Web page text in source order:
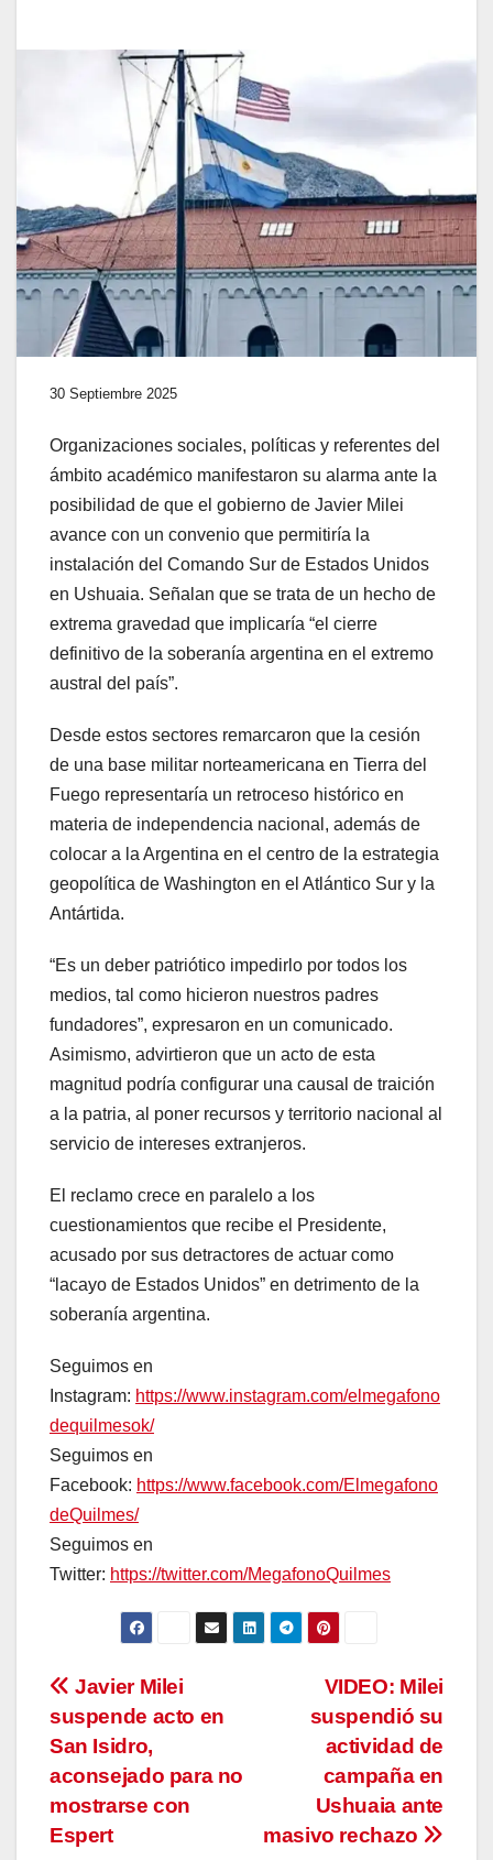
30 Septiembre 2025
Organizaciones sociales, políticas y referentes del
ámbito académico manifestaron su alarma ante la
posibilidad de que el gobierno de Javier Milei
avance con un convenio que permitiría la
instalación del Comando Sur de Estados Unidos
en Ushuaia. Señalan que se trata de un hecho de
extrema gravedad que implicaría “el cierre
definitivo de la soberanía argentina en el extremo
austral del país”.
Desde estos sectores remarcaron que la cesión
de una base militar norteamericana en Tierra del
Fuego representaría un retroceso histórico en
materia de independencia nacional, además de
colocar a la Argentina en el centro de la estrategia
geopolítica de Washington en el Atlántico Sur y la
Antártida.
“Es un deber patriótico impedirlo por todos los
medios, tal como hicieron nuestros padres
fundadores”, expresaron en un comunicado.
Asimismo, advirtieron que un acto de esta
magnitud podría configurar una causal de traición
a la patria, al poner recursos y territorio nacional al
servicio de intereses extranjeros.
El reclamo crece en paralelo a los
cuestionamientos que recibe el Presidente,
acusado por sus detractores de actuar como
“lacayo de Estados Unidos” en detrimento de la
soberanía argentina.
Seguimos en
Instagram: https://www.instagram.com/elmegafono
dequilmesok/
Seguimos en
Facebook: https://www.facebook.com/Elmegafono
deQuilmes/
Seguimos en
Twitter: https://twitter.com/MegafonoQuilmes
Navegación
de
entradas
VIDEO: Milei
suspendió su
actividad de
campaña en
Ushuaia ante
masivo rechazo
Javier Milei
suspende acto en
San Isidro,
aconsejado para no
mostrarse con
Espert